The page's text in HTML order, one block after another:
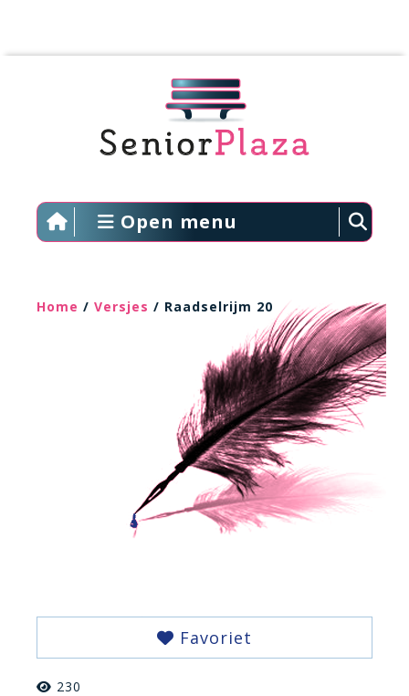
Open menu
Home / Versjes / Raadselrijm 20
Favoriet
230